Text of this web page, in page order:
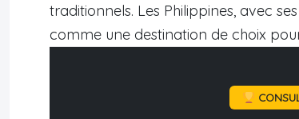
traditionnels. Les Philippines, avec
comme une destination de choix